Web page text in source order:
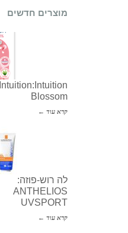
מוצרים חדשים
Intuition:Intuition
Blossom
קרא עוד ←
לה רוש-פוזה:
ANTHELIOS
UVSPORT
קרא עוד ←